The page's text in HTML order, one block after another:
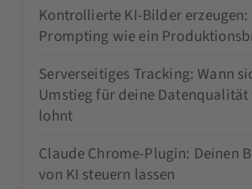
Kontrollierte KI-Bilder erzeugen:
Prompting wie ein
Serverseitiges Tracking: Wann
Umstieg für deine
lohnt
Claude Chrome-Plugin: Deinen
von KI steuern lassen